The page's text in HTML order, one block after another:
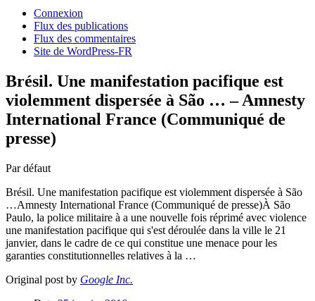
Connexion
Flux des publications
Flux des commentaires
Site de WordPress-FR
Brésil. Une manifestation pacifique est
violemment dispersée à São … – Amnesty
International France (Communiqué de
presse)
Par défaut
Brésil. Une manifestation pacifique est violemment dispersée à São
…Amnesty International France (Communiqué de presse)À São
Paulo, la police militaire à a une nouvelle fois réprimé avec violence
une manifestation pacifique qui s'est déroulée dans la ville le 21
janvier, dans le cadre de ce qui constitue une menace pour les
garanties constitutionnelles relatives à la …
Original post by Google Inc.